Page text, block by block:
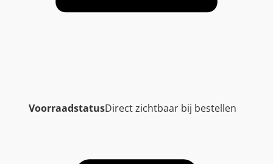
VoorraadstatusDirect zichtbaar bij bestellen